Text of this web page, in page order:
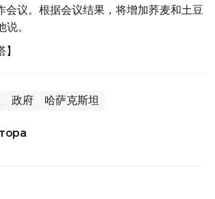
会议。根据会议结果，将增加荞麦和土豆
。
政府 哈萨克斯坦